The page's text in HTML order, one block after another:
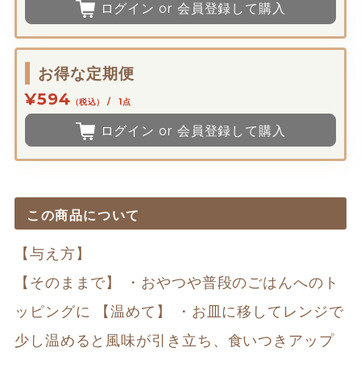
ログイン or 会員登録して購入
お得な定期便
¥594 （税込） / 1点
ログイン or 会員登録して購入
この商品について
【与え方】
【そのままで】 ・おやつや普段のごはんへのト
ッピングに 【温めて】 ・お皿に移してレンジで
少し温めると風味が引き立ち、食いつきアップ